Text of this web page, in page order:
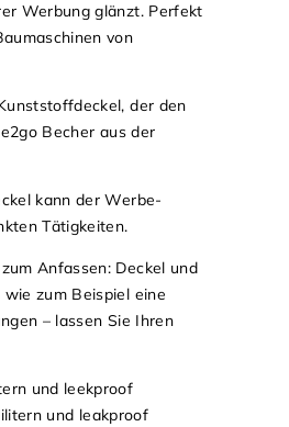
Werbung glänzt. Perfekt
von
der den
Becher aus der
kann der Werbe-
Tätigkeiten.
Anfassen: Deckel und
zum Beispiel eine
– lassen Sie Ihren
und leekproof
und leakproof